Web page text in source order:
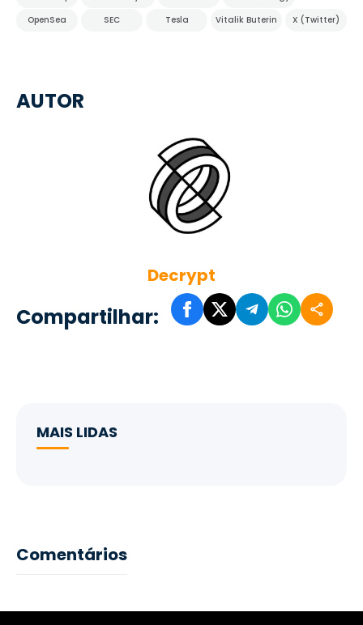
AUTOR
Decrypt
Compartilhar:
OpenSea
SEC Tesla Vitalik Buterin X (Twitter)
MAIS LIDAS
Comentários